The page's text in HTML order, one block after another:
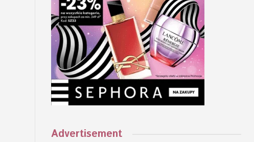
Advertisement